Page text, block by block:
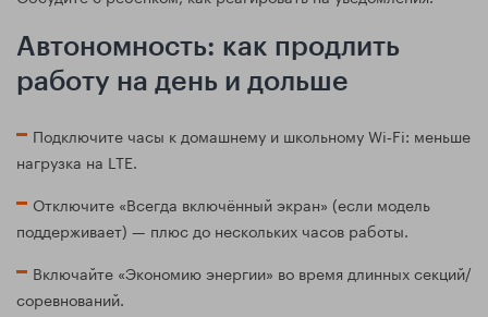
Автономность: как продлить
работу на день и дольше
Подключите часы к домашнему и школьному Wi‑Fi: меньше
нагрузка на LTE.
Отключите «Всегда включённый экран» (если модель
поддерживает) — плюс до нескольких часов работы.
Включайте «Экономию энергии» во время длинных секций/
соревнований.